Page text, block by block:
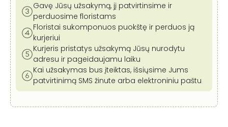
Gavę Jūsų užsakymą, jį patvirtinsime ir
perduosime floristams
Floristai sukomponuos puokštę ir perduos ją
kurjeriui
Kurjeris pristatys užsakymą Jūsų nurodytu
adresu ir pageidaujamu laiku
Kai užsakymas bus įteiktas, išsiųsime Jums
patvirtinimą SMS žinute arba elektroniniu paštu